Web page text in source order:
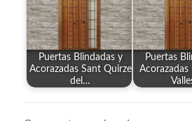
Puertas Blindadas y
Acorazadas Sant Quirze
del…
Puertas
Acorazadas